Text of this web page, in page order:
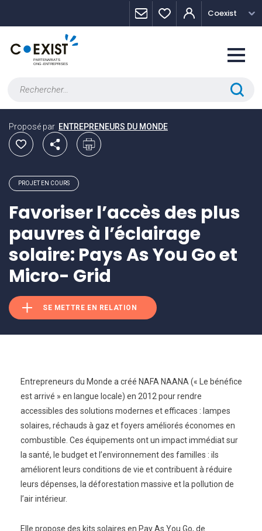
Coexist
Proposé par ENTREPRENEURS DU MONDE
PROJET EN COURS
Favoriser l’accès des plus
pauvres à l’éclairage
solaire: Pays As You Go et
Micro- Grid
SE METTRE EN RELATION
Entrepreneurs du Monde a créé NAFA NAANA (« Le bénéfice
est arrivé » en langue locale) en 2012 pour rendre
accessibles des solutions modernes etefficaces : lampes
solaires, réchauds à gaz et foyers améliorés économes en
combustible. Ces équipements ont un impact immédiat sur
la santé, le budgetet l’environnement des familles : ils
améliorent leurs conditions de vie etcontribuent à réduire
leurs dépenses, la déforestation massive et la pollution de
l’air intérieur.
Elle propose des kits solaires en Pay As You Go, de